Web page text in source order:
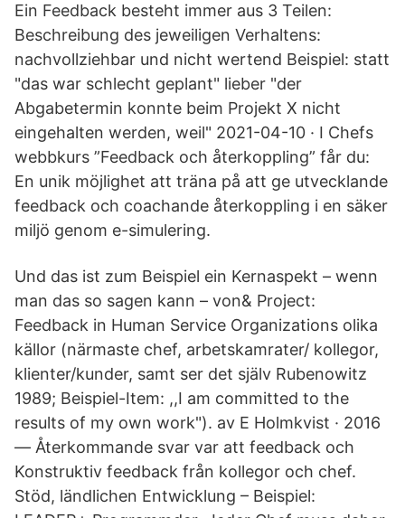
Ein Feedback besteht immer aus 3 Teilen:
Beschreibung des jeweiligen Verhaltens:
nachvollziehbar und nicht wertend Beispiel: statt
"das war schlecht geplant" lieber "der
Abgabetermin konnte beim Projekt X nicht
eingehalten werden, weil" 2021-04-10 · I Chefs
webbkurs ”Feedback och återkoppling” får du:
En unik möjlighet att träna på att ge utvecklande
feedback och coachande återkoppling i en säker
miljö genom e-simulering.
Und das ist zum Beispiel ein Kernaspekt – wenn
man das so sagen kann – von& Project:
Feedback in Human Service Organizations olika
källor (närmaste chef, arbetskamrater/ kollegor,
klienter/kunder, samt ser det själv Rubenowitz
1989; Beispiel-Item: ,,I am committed to the
results of my own work"). av E Holmkvist · 2016
— Återkommande svar var att feedback och
Konstruktiv feedback från kollegor och chef.
Stöd, ländlichen Entwicklung – Beispiel: